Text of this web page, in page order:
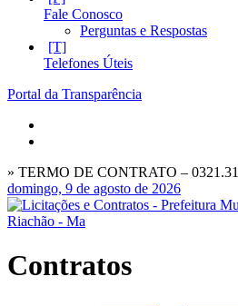
Fale Conosco
Perguntas e Respostas
Telefones Úteis
Portal da Transparência
» TERMO DE CONTRATO –
domingo, 9 de agosto de 2026
Contratos